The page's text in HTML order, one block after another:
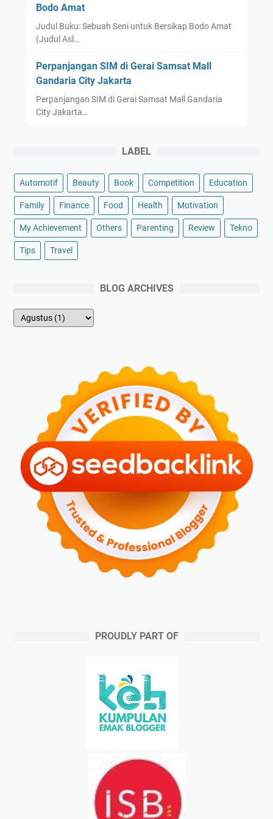
Bodo Amat
Judul Buku: Sebuah Seni untuk Bersikap Bodo Amat
(Judul Asl…
Perpanjangan SIM di Gerai Samsat Mall
Gandaria City Jakarta
Perpanjangan SIM di Gerai Samsat Mall Gandaria
City Jakarta…
LABEL
Automotif Beauty Book Competition Education
Family Finance Food Health Motivation
My Achievement Others Parenting Review Tekno
Tips Travel
BLOG ARCHIVES
PROUDLY PART OF